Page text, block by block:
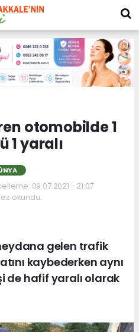
otomobilde 1
1 yaralı
09.07.2021 - 21:07
okundu.
gelen trafik
kaybederken aynı
de hafif yaralı olarak